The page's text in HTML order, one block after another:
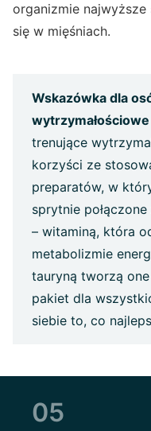
organizmie
się w mięśniach.
Wskazówka dla
wytrzymałościowe
trenujące
korzyści ze
preparatów, w
sprytnie
– witaminą, która
metabolizmie
tauryną tworzą
pakiet dla
siebie to, co
05